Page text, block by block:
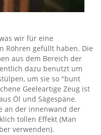
wir für eine
Röhren gefüllt haben. Die
aus dem Bereich der
dazu benutzt um
um sie so "bunt
Geeleartige Zeug ist
Öl und Sägespäne.
an der innenwand der
tollen Effekt (Man
verwenden).